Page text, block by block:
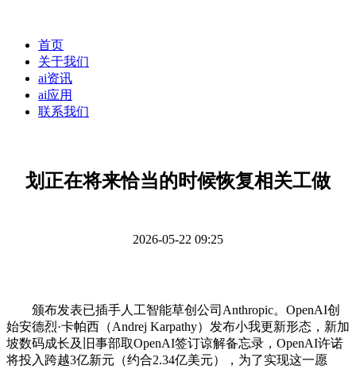
首页
关于我们
ai资讯
ai应用
联系我们
划正在将来恰当的时候恢复相关工做
2026-05-22 09:25
颁布发表已插手人工智能草创公司Anthropic。OpenAI创
始安德烈·卡帕西（Andrej Karpathy）发布小我更新形态，新加
坡数码成长及旧事部取OpenAI签订谅解备忘录，OpenAI许诺
将投入跨越3亿新元（约合2.34亿美元），为了实现这一愿